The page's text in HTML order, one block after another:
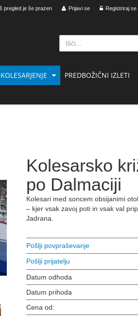
Prijavi se Registriraj se
pregled je še prazen
KOLESARJENJE PREDBOŽIČNI IZLETI
Kolesarsko
po Dalmaciji
Kolesari med soncem obsijanimi
– kjer vsak zavoj poti in vsak val
Jadrana.
Pošlji povpraševanje
Pošlji prijatelju
Datum odhoda
Datum prihoda
Cena od: